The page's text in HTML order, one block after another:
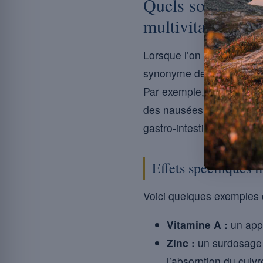
Quels sont les
multivitamine ?
Lorsque l’on envisage
synonyme de mieux. En
Par exemple, une
des nausées et des
gastro-intestinaux
Effets spécifiques
Voici quelques
Vitamine A : un
Zinc : un